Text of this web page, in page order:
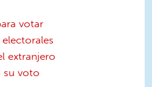
votar
extranjero
su voto